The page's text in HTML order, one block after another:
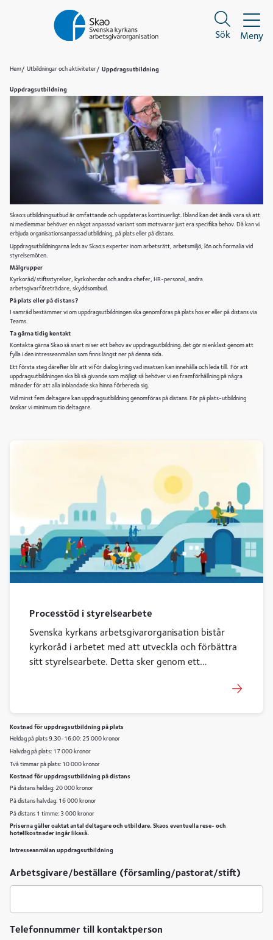
Sök Meny
Hem Utbildningar och aktiviteter Uppdragsutbildning
Uppdragsutbildning
Skao:s utbildningsutbud är omfattande och uppdateras kontinuerligt. Ibland kan det ändå vara så att
ni medlemmar behöver en något anpassad variant som motsvarar just era specifika behov. Då kan vi
erbjuda organisationsanpassad utbildning, på plats eller på distans.
Uppdragsutbildningarna leds av Skao:s experter inom arbetsrätt, arbetsmiljö, lön och formalia vid
styrelsemöten.
Målgrupper
Kyrkoråd/stiftsstyrelser, kyrkoherdar och andra chefer, HR-personal, andra
arbetsgivarföreträdare, skyddsombud.
På plats eller på distans?
I samråd bestämmer vi om uppdragsutbildningen ska genomföras på plats hos er eller på distans via
Teams.
Ta gärna tidig kontakt
Kontakta gärna Skao så snart ni ser ett behov av uppdragsutbildning. det gör ni enklast genom att
fylla i den intresseanmälan som finns längst ner på denna sida.
Ett första steg därefter blir att vi för dialog kring vad insatsen kan innehålla och leda till. För att
uppdragsutbildningen ska bli så givande som möjligt så behöver vi en framförhållning på några
månader för att alla inblandade ska hinna förbereda sig.
Vid minst fem deltagare kan uppdragsutbildning genomföras på distans. För på plats-utbildning
önskar vi minimum tio deltagare.
Processtöd i styrelsearbete
Svenska kyrkans arbetsgivarorganisation bistår
kyrkoråd i arbetet med att utveckla och förbättra
sitt styrelsearbete. Detta sker genom ett
Kostnad för uppdragsutbildning på plats
Heldag på plats 9.30-16.00: 25 000 kronor
Halvdag på plats: 17 000 kronor
Två timmar på plats: 10 000 kronor
Kostnad för uppdragsutbildning på distans
På distans heldag: 20 000 kronor
På distans halvdag: 16 000 kronor
På distans 1 timme: 3 000 kronor
Priserna gäller oaktat antal deltagare och utbildare. Skaos eventuella rese- och
hotellkostnader ingår likaså.
Intresseanmälan uppdragsutbildning
Arbetsgivare/beställare (församling/pastorat/stift)
Telefonnummer till kontaktperson